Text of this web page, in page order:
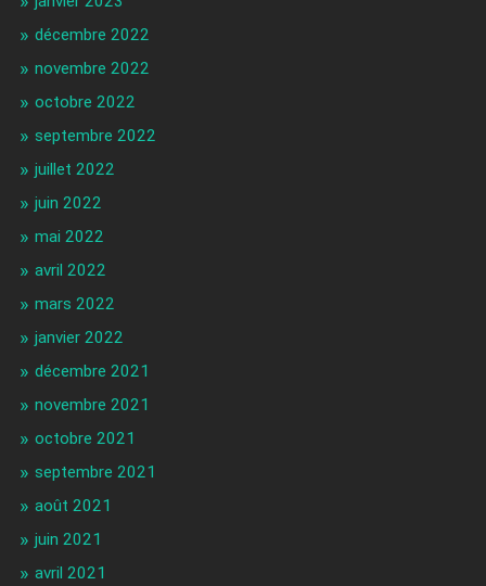
décembre 2022
novembre 2022
octobre 2022
septembre 2022
juillet 2022
juin 2022
mai 2022
avril 2022
mars 2022
janvier 2022
décembre 2021
novembre 2021
octobre 2021
septembre 2021
août 2021
juin 2021
avril 2021